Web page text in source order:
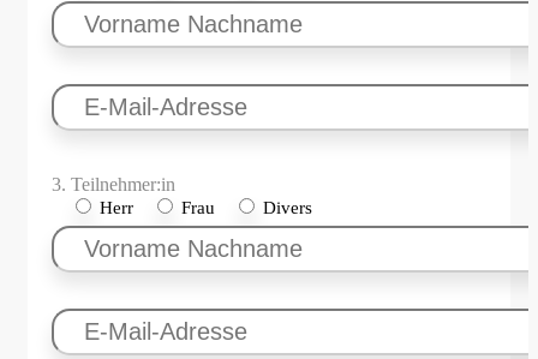
3. Teilnehmer:in
Herr Frau Divers